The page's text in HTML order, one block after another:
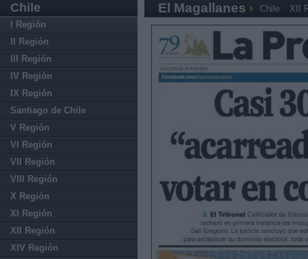
Chile
I Región
II Región
III Región
IV Región
IX Región
Santiago de Chile
V Región
VI Región
VII Región
VIII Región
X Región
XI Región
XII Región
XIV Región
El Magallanes Chile XII